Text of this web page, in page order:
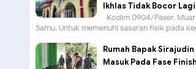
Ikhlas Tidak Bocor Lagi
Kodim 0904/Paser,
Samu. Untuk memenuhi sasaran fisik pada
Rumah Bapak Sirajudin
Masuk Pada Fase